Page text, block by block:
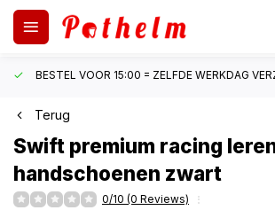
BESTEL VOOR 15:00 = ZELFDE WERKDAG
Terug
Swift premium racing
handschoenen zwart
0/10 (0 Reviews)